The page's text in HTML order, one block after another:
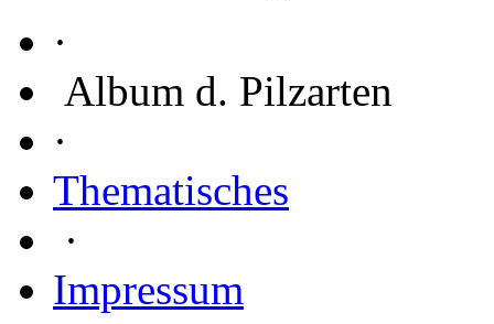
·
Album d. Pilzarten
·
Thematisches
·
Impressum